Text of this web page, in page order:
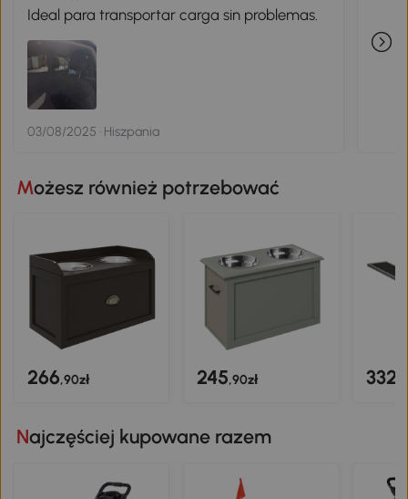
Ideal para transportar carga sin problemas.
03/08/2025 · Hiszpania
Możesz również potrzebować
266,90zł 245,90zł 332
Najczęściej kupowane razem